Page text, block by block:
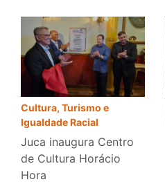
Cultura, Turismo e
Igualdade Racial
Juca inaugura Centro
de Cultura Horácio
Hora